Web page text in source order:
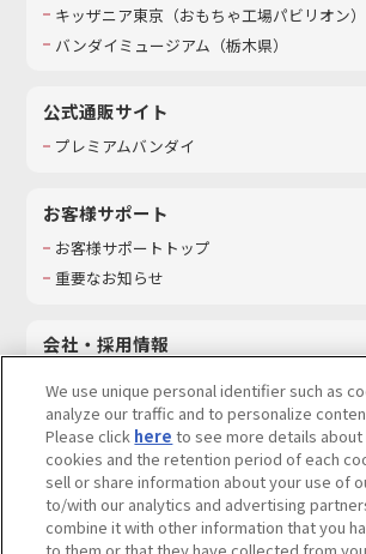
キッザニア東京（おもちゃ工場パビリオン）​
バンダイミュージアム（栃木県）
公式通販サイト
プレミアムバンダイ
お客様サポート
お客様サポートトップ
重要なお知らせ
会社・採用情報
採用情報
サステナビリティ
お問い合わせ
We use unique personal identifier such as
analyze our traffic and to personalize
Please click here to see more details about
cookies and the retention period of each
sell or share information about your use of
to/with our analytics and advertising
combine it with other information that you